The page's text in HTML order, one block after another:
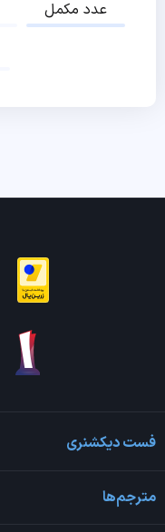
عدد مکمل
فست دیکشنری
مترجم‌ها